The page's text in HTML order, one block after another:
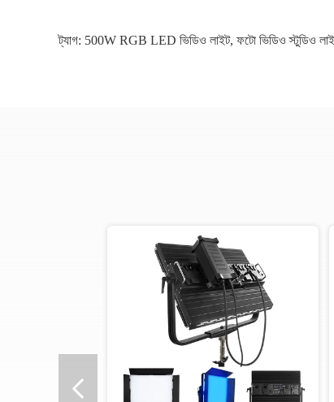
ট্যাগ: 500W RGB LED ভিডিও লাইট, ফটো ভিডিও স্টুডিও